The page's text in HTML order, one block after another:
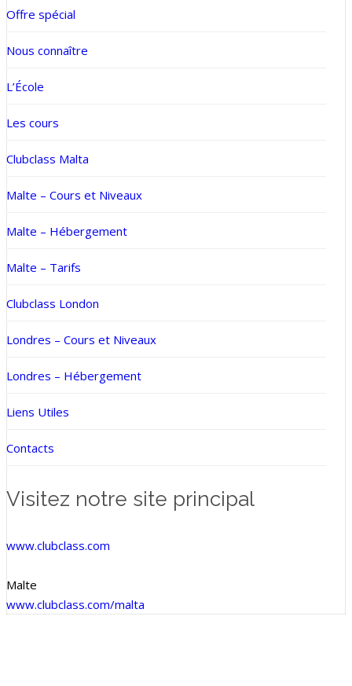
Offre spécial
Nous connaître
L’École
Les cours
Clubclass Malta
Malte – Cours et Niveaux
Malte – Hébergement
Malte – Tarifs
Clubclass London
Londres – Cours et Niveaux
Londres – Hébergement
Liens Utiles
Contacts
Visitez notre site principal
www.clubclass.com
Malte
www.clubclass.com/malta